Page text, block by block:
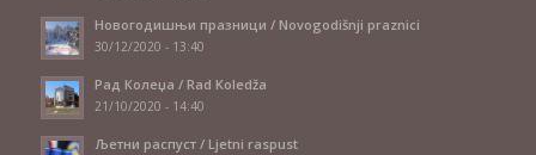
Новогодишњи празници / Novogodišnji praznici
30/12/2020 - 13:40
Рад Колеџа / Rad Koledža
21/10/2020 - 14:40
Љетни распуст / Ljetni raspust